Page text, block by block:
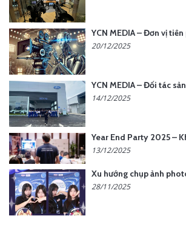
20/12/2025
14/12/2025
13/12/2025
28/11/2025